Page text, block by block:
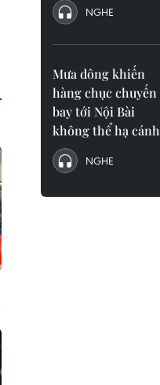
NGHE
Mưa dông khiến
hàng chục chuyến
bay tới Nội Bài
không thể hạ cánh
NGHE